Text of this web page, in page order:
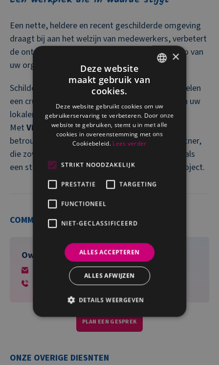
Een nette, heldere en recent geschilderde omgeving
draagt bij aan het welzijn van medewerkers, verbetert
de ontvangst van klanten en versterkt het imago van
uw organisatie.
Schilderwerken gaan verder dan esthetiek: ze spelen
een cruciale rol in het comfort, de uitstraling van uw
lokalen en het merkimago van uw onderneming.
Met Village n°1 Entrepriseskiest u voor een
betrouwbare, responsieve en geëngageerde partner,
die zowel aan uw technische behoeften voldoet als
een sterke sociale dimensie toevoegt aan uw project.
COMMERCIËLE CONTACTPERSOON
Owen Cooper
owen.cooper@levillage1.be
+32493319678
PLAN EEN GESPREK
ONZE OVERIGE DIESNTEN
×
Deze website
maakt gebruik van
cookies.
Deze website gebruikt cookies om uw
gebruikerservaring te verbeteren. Door onze
website te gebruiken, stemt u in met alle
cookies in overeenstemming met ons
Cookiebeleid. Lees verder
STRIKT NOODZAKELIJK
PRESTATIE TARGETING
FUNCTIONEEL
NIET-GECLASSIFICEERD
ALLES ACCEPTEREN
ALLES AFWIJZEN
DETAILS WEERGEVEN